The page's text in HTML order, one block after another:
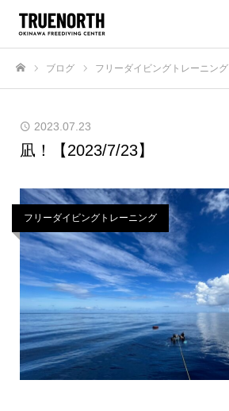
ブログ フリーダイビングトレーニング
2023.07.23
凪！【2023/7/23】
フリーダイビングトレーニング